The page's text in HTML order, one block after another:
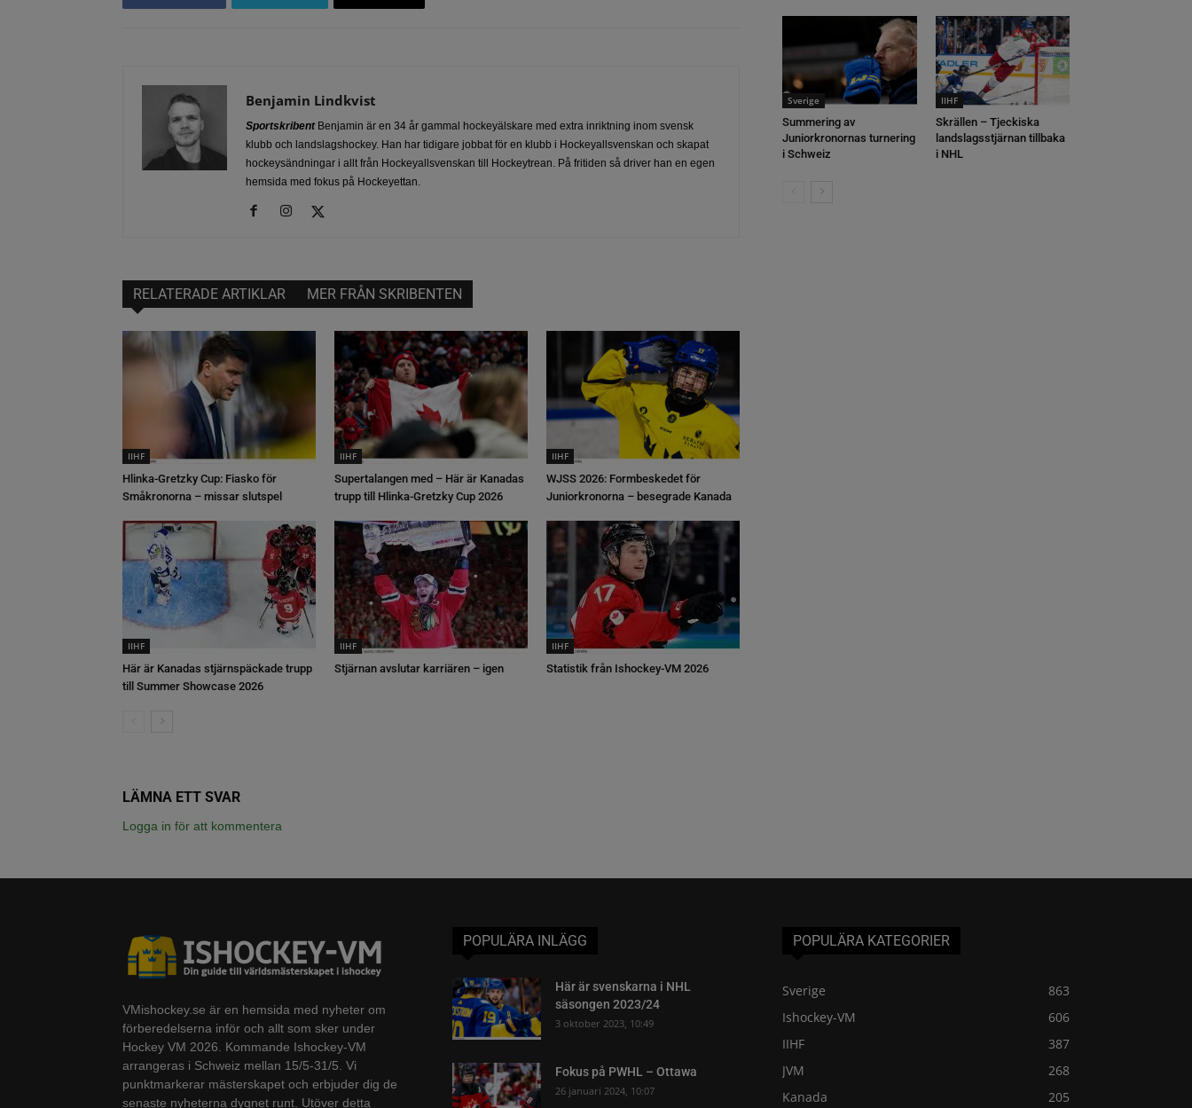
Benjamin Lindkvist
SportskribentBenjamin är en 34 år gammal hockeyälskare med extra inriktning inom svensk
klubb och landslagshockey. Han har tidigare jobbat för en klubb i Hockeyallsvenskan och skapat
hockeysändningar i allt från Hockeyallsvenskan till Hockeytrean. På fritiden så driver han en egen
hemsida med fokus på Hockeyettan.
RELATERADE ARTIKLAR MER FRÅN SKRIBENTEN
IIHF
Hlinka-Gretzky Cup: Fiasko för
Småkronorna – missar slutspel
IIHF
Supertalangen med – Här är Kanadas
trupp till Hlinka-Gretzky Cup 2026
IIHF
WJSS 2026: Formbeskedet för
Juniorkronorna – besegrade Kanada
IIHF
Här är Kanadas stjärnspäckade trupp
till Summer Showcase 2026
IIHF
Stjärnan avslutar karriären – igen
IIHF
Statistik från Ishockey-VM 2026
LÄMNA ETT SVAR
Logga in för att kommentera
Sverige
Summering av
Juniorkronornas turnering
i Schweiz
IIHF
Skrällen – Tjeckiska
landslagsstjärnan tillbaka
i NHL
VMishockey.se är en hemsida med nyheter om
förberedelserna inför och allt som sker under
Hockey VM 2026. Kommande Ishockey-VM
arrangeras i Schweiz mellan 15/5-31/5. Vi
punktmarkerar mästerskapet och erbjuder dig de
senaste nyheterna dygnet runt. Utöver detta
POPULÄRA INLÄGG
Här är svenskarna i NHL
säsongen 2023/24
3 oktober 2023, 10:49
Fokus på PWHL – Ottawa
26 januari 2024, 10:07
POPULÄRA KATEGORIER
Sverige
863
Ishockey-VM
606
IIHF
387
JVM
268
Kanada
205